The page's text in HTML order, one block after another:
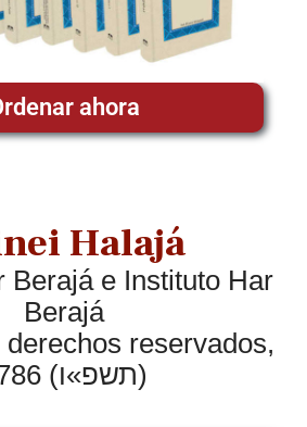
ahora
Halajá
Berajá e Instituto Har
Berajá
reservados,
5786 (תשפ»ו)